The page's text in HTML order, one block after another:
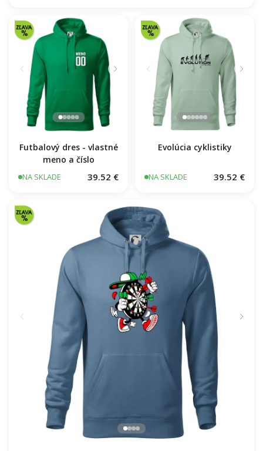
Bicykel názvy
NA SKLADE 39.52 €
Futbalový dres - vlastné
39.52 €
Evolúcia cyklistiky
NA SKLADE